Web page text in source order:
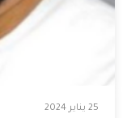
25 يناير 2024